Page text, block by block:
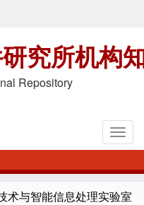
究所机构
Repository
术与智能信息处理实验室